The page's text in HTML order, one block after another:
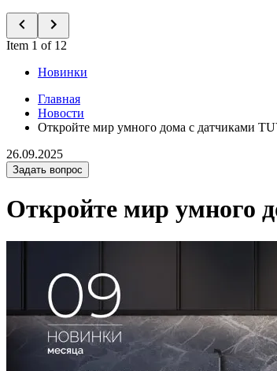
Item 1 of 12
Новинки
Главная
Новости
Откройте мир умного дома с датчиками
26.09.2025
Задать вопрос
Откройте мир умного